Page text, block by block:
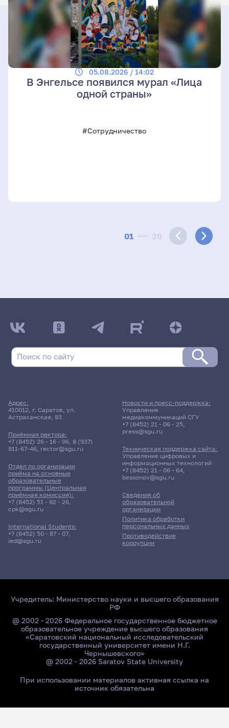
01 20
05.08.2026 / 14:02
В Энгельсе появился мурал «Лица
одной страны»
#Сотрудничество
Адрес:
410012, г. Саратов, ул.
Астраханская, 83
Приёмная ректора:
+7 (8452) 26 - 16 - 96, 8 (937)
811-67-46, rector@sgu.ru
Отдел по организации
приёма на основные
образовательные
программы (Центральная
приёмная комиссия):
+7 (8452) 51 - 92 - 26,
cpk@sgu.ru
International Students:
+7 (8452) 50 - 87 - 07,
ied@sgu.ru
Сведения об
образовательной
организации
Политика обработки
персональных данных
Противодействие
коррупции
Новости и пресс-поддержка:
Управление
медиакоммуникаций СГУ
+7 (8452) 21 - 06 - 25,
press@sgu.ru
Техническая поддержка сайта:
Управление цифровых и
информационных технологий
+7 (8452) 21 - 06 - 64,
bessonov@sgu.ru
Учредитель: Министерство науки и высшего образования
РФ
@ 2002 - 2026 Федеральное государственное бюджетное
образовательное учреждение высшего образования
«Саратовский национальный исследовательский
государственный университет имени Н.Г.
Чернышевского»
@ 2002 - 2026 Saratov State University
При использовании материалов активная ссылка на
источник обязательна